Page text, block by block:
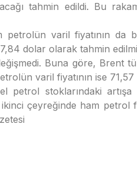
tahmin edildi. Bu
varil fiyatının da
dolar olarak tahmin
Buna göre, Brent
varil fiyatının ise
petrol stoklarındaki
çeyreğinde ham petrol